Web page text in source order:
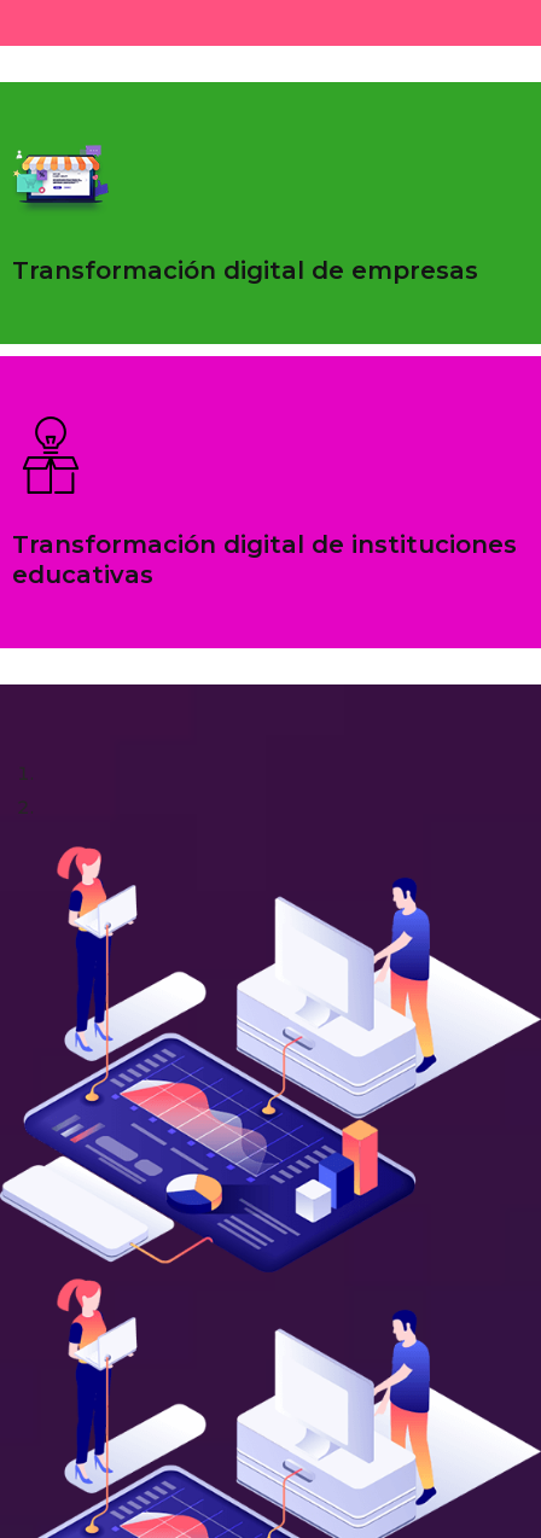
Transformación digital de empresas
Transformación digital de instituciones
educativas